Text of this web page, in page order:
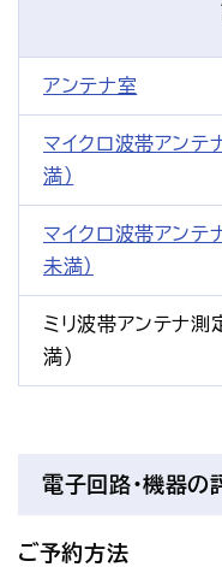
アンテナ室
マイクロ波帯アンテ
満）
マイクロ波帯アンテ
未満）
ミリ波帯アンテナ
満）
電子回路・機器の
ご予約方法